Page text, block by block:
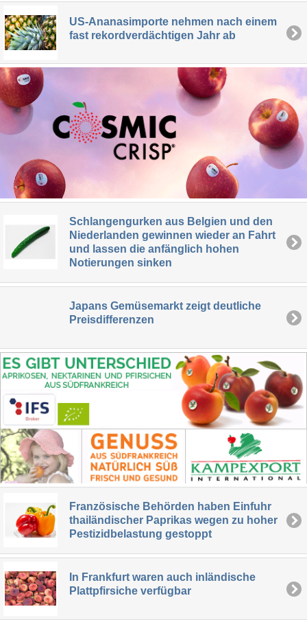
US-Ananasimporte nehmen nach einem
fast rekordverdächtigen Jahr ab
Schlangengurken aus Belgien und den
Niederlanden gewinnen wieder an Fahrt
und lassen die anfänglich hohen
Notierungen sinken
Japans Gemüsemarkt zeigt deutliche
Preisdifferenzen
Französische Behörden haben Einfuhr
thailändischer Paprikas wegen zu hoher
Pestizidbelastung gestoppt
In Frankfurt waren auch inländische
Plattpfirsiche verfügbar